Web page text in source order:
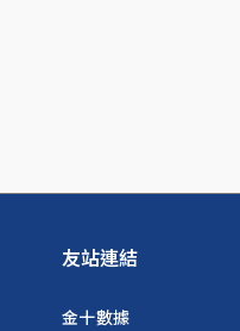
友站連結
金十數據